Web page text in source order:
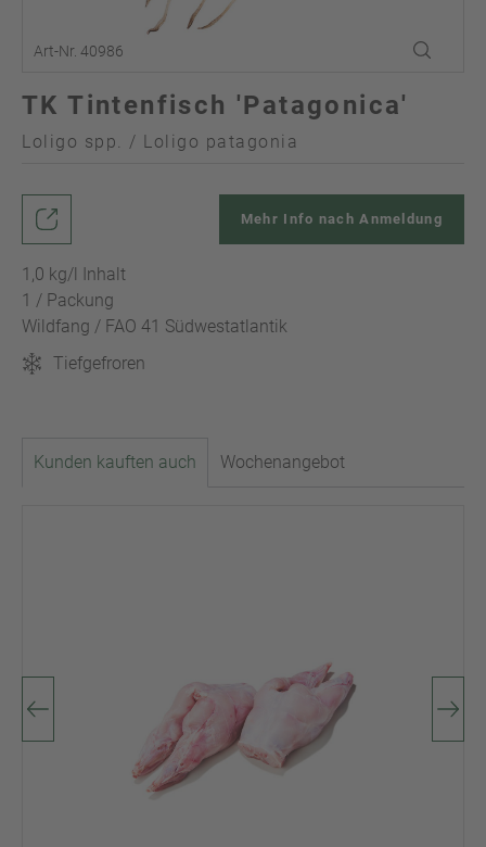
Art-Nr. 40986
TK Tintenfisch 'Patagonica'
Loligo spp. / Loligo patagonia
1,0 kg/l Inhalt
1 / Packung
Wildfang / FAO 41 Südwestatlantik
Tiefgefroren
Mehr Info nach Anmeldung
Kunden kauften auch Wochenangebot